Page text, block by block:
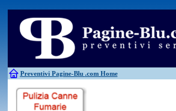
Preventivi Pagine-Blu .com Home
Antifurti
Allarme
Bagni chimici
Edilizia
Caldaie
Falegnami
Canne fumarie